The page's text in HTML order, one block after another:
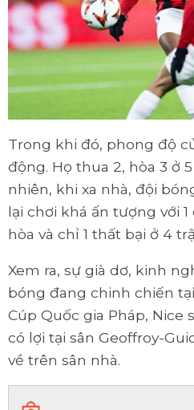
Trong khi đó, phong độ
động. Họ thua 2, hòa 3 ở
nhiên, khi xa nhà, đội
lại chơi khá ấn tượng với
hòa và chỉ 1 thất bại ở 4
Xem ra, sự già dơ, kinh
bóng đang chinh chiến tại
Cúp Quốc gia Pháp, Nice
có lợi tại sân Geoffroy-
về trên sân nhà.